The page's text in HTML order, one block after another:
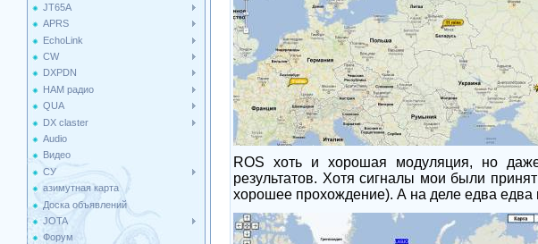
JT65A
APRS
EchoLink
CW
DXPDN
HAM радио
QUA
DX claster
Audio
Видео
СУ
азимутная карта
Доска объявлений
JOTA
Форум
ROS хоть и хорошая модуляция, но
результатов. Хотя сигналы мои были
хорошее прохождение). А на деле едва